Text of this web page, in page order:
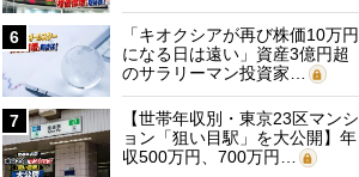
6
「キオクシアが再び株価10万円
になる日は遠い」資産3億円超
のサラリーマン投資家…
7
【世帯年収別・東京23区マンシ
ョン「狙い目駅」を大公開】年
収500万円、700万円…